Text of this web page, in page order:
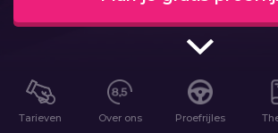
Tarieven Over ons Proefrijles